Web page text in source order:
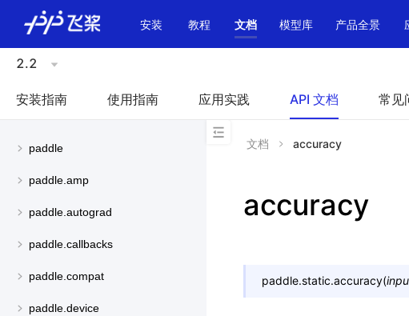
安装 教程 文档 模型库 产品全景
2.2
安装指南 使用指南 应用实践 API 文档 常见
paddle
paddle.amp
paddle.autograd
paddle.callbacks
paddle.compat
paddle.device
文档 accuracy
accuracy
paddle.static.accuracy(